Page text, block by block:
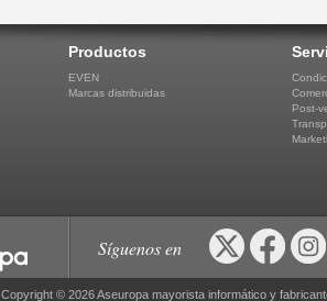
Productos
EVEN
Marcas distribuidas
Post-
Síguenos en
Copyright © 2026 Aseuropa mayorista informático y